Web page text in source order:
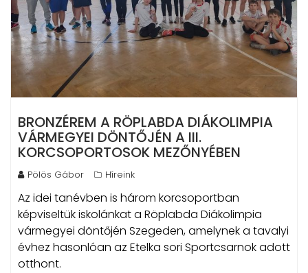
BRONZÉREM A RÖPLABDA DIÁKOLIMPIA
VÁRMEGYEI DÖNTŐJÉN A III.
KORCSOPORTOSOK MEZŐNYÉBEN
Pölös Gábor Híreink
Az idei tanévben is három korcsoportban
képviseltük iskolánkat a Röplabda Diákolimpia
vármegyei döntőjén Szegeden, amelynek a tavalyi
évhez hasonlóan az Etelka sori Sportcsarnok adott
otthont.